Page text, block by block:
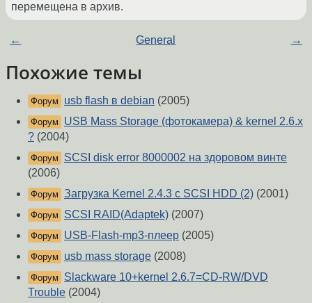
перемещена в архив.
← General →
Похожие темы
Форум usb flash в debian (2005)
Форум
USB Mass Storage (фотокамера) & kernel 2.6.x
? (2004)
Форум
SCSI disk error 8000002 на здоровом винте
(2006)
Форум Загрузка Kernel 2.4.3 c SCSI HDD (2) (2001)
Форум SCSI RAID(Adaptek) (2007)
Форум USB-Flash-mp3-плеер (2005)
Форум usb mass storage (2008)
Форум
Slackware 10+kernel 2.6.7=CD-RW/DVD
Trouble (2004)